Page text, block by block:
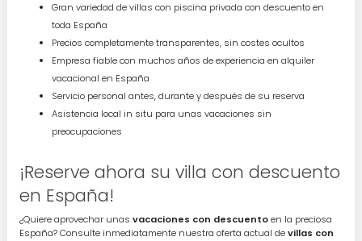
Gran variedad de villas con piscina privada con descuento en
toda España
Precios completamente transparentes, sin costes ocultos
Empresa fiable con muchos años de experiencia en alquiler
vacacional en España
Servicio personal antes, durante y después de su reserva
Asistencia local in situ para unas vacaciones sin
preocupaciones
¡Reserve ahora su villa con descuento
en España!
¿Quiere aprovechar unas vacaciones con descuentoen la preciosa
España? Consulte inmediatamente nuestra oferta actual devillas con